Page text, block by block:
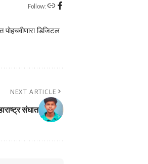
Follow:
पोहचवीणारा डिजिटल
NEXT ARTICLE
संघात